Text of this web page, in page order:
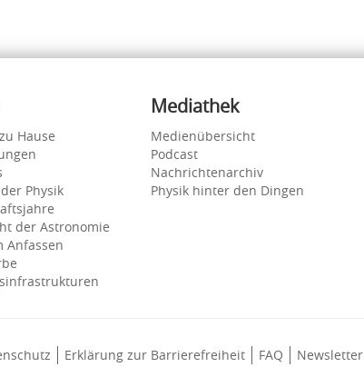
Hause
Physik
der Astronomie
Anfassen
Mediathek
Medienübersicht
Podcast
Nachrichtenarchiv
Physik hinter den Dingen
Erklärung zur Barrierefreiheit FAQ Newsletter